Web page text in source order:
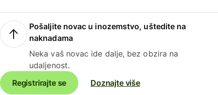
Pošaljite novac u inozemstvo, uštedite na
naknadama
Neka vaš novac ide dalje, bez obzira na
udaljenost.
Registrirajte se
Doznajte više